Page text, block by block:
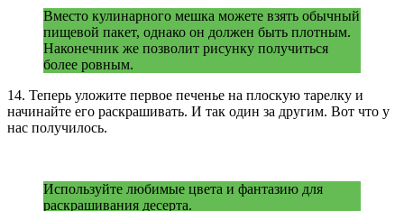
Вместо кулинарного мешка можете взять обычный
пищевой пакет, однако он должен быть плотным.
Наконечник же позволит рисунку получиться
более ровным.
14. Теперь уложите первое печенье на плоскую тарелку и
начинайте его раскрашивать. И так один за другим. Вот что у
нас получилось.
Используйте любимые цвета и фантазию для
раскрашивания десерта.